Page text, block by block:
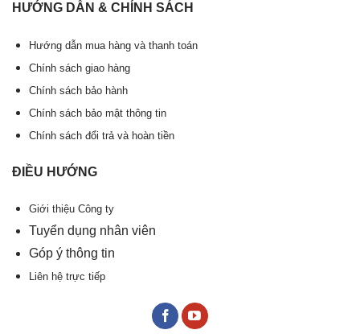
HƯỚNG DẪN & CHÍNH SÁCH
Hướng dẫn mua hàng và thanh toán
Chính sách giao hàng
Chính sách bảo hành
Chính sách bảo mật thông tin
Chính sách đổi trả và hoàn tiền
ĐIỀU HƯỚNG
Giới thiệu Công ty
Tuyển dụng nhân viên
Góp ý thông tin
Liên hệ trực tiếp